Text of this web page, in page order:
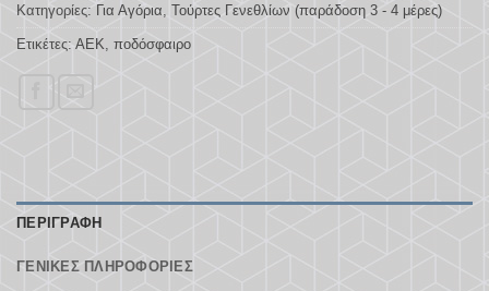
Κατηγορίες: Για Αγόρια Τούρτες Γενεθλίων (παράδοση 3 - 4 μέρες)
Ετικέτες: ΑΕΚ ποδόσφαιρο
ΠΕΡΙΓΡΑΦΉ
ΓΕΝΙΚΈΣ ΠΛΗΡΟΦΟΡΊΕΣ